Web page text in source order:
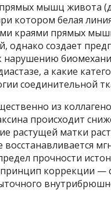
мышц живота
котором белая
краями прямых
однако создает
нарушению
а какие
соединительной
из
происходит
растущей матки
прочности
коррекции —